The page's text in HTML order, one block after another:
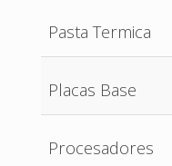
Pasta Termica
Placas Base
Procesadores